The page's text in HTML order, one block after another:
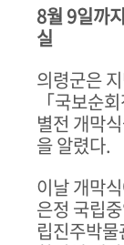
8월 9일까
실
의령군은
「국보순회
별전 개막
을 알렸다.
이날 개막
은정 국립
립진주박